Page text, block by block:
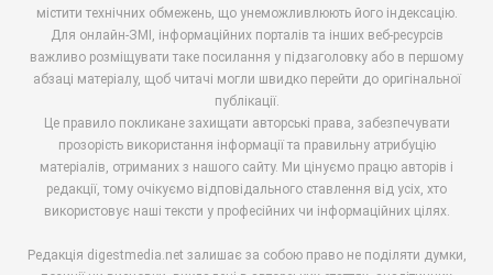
містити технічних обмежень, що унеможливлюють його індексацію.
Для онлайн-ЗМІ, інформаційних порталів та інших веб-ресурсів
важливо розміщувати таке посилання у підзаголовку або в першому
абзаці матеріалу, щоб читачі могли швидко перейти до оригінальної
публікації.
Це правило покликане захищати авторські права, забезпечувати
прозорість використання інформації та правильну атрибуцію
матеріалів, отриманих з нашого сайту. Ми цінуємо працю авторів і
редакції, тому очікуємо відповідального ставлення від усіх, хто
використовує наші тексти у професійних чи інформаційних цілях.
Редакція digestmedia.net залишає за собою право не поділяти думки,